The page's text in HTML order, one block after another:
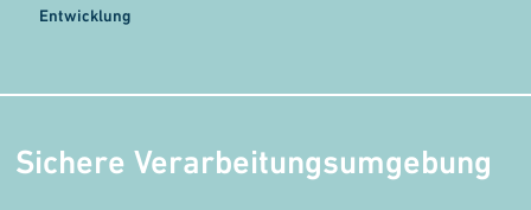
Entwicklung
Sichere Verarbeitungs­umgebung